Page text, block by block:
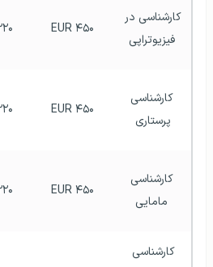
فیزیوتراپی
EUR ۴۵۰
پرستاری
EUR ۴۵۰
مامایی
EUR ۴۵۰